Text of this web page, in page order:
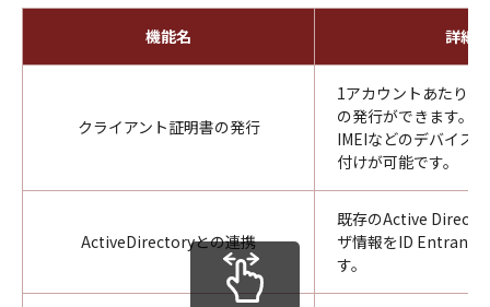
機能名 詳細
クライアント証明書の発行
1アカウントあたり最
の発行ができます。
IMEIなどのデバイス
付けが可能です。
ActiveDirectoryとの連携
既存のActive
ザ情報をID Entrance
す。